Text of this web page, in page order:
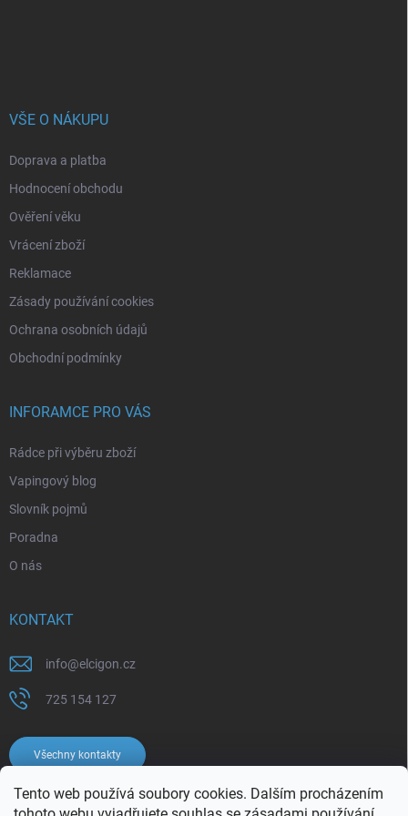
Tento web používá soubory cookies. Dalším procházením
VŠE O NÁKUPU
Doprava a platba
Hodnocení obchodu
Ověření věku
Vrácení zboží
Reklamace
Zásady používání cookies
Ochrana osobních údajů
Obchodní podmínky
INFORAMCE PRO VÁS
Rádce při výběru zboží
Vapingový blog
Slovník pojmů
Poradna
O nás
KONTAKT
info@elcigon.cz
725 154 127
Všechny kontakty